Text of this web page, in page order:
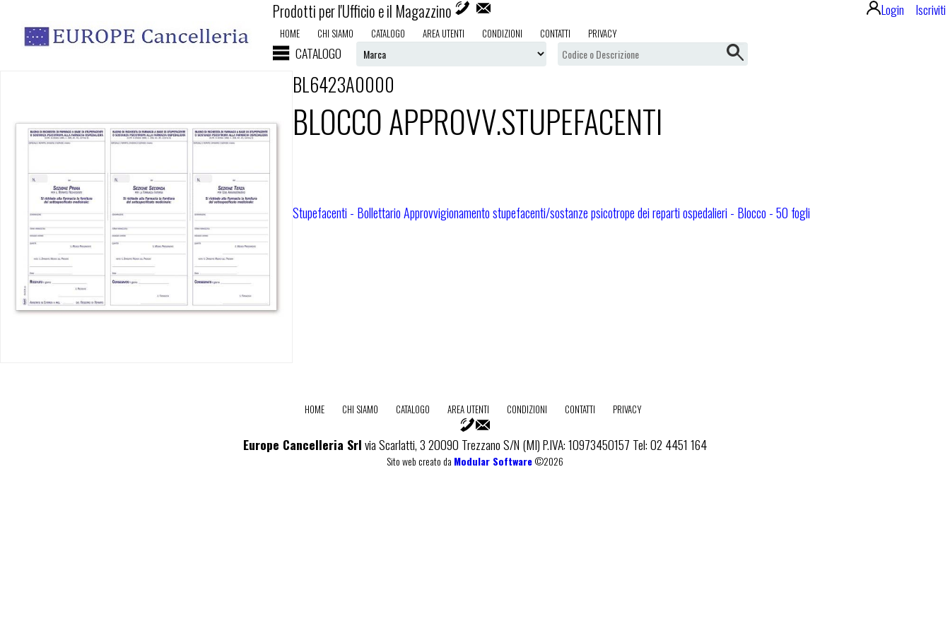
Prodotti per l'Ufficio e il Magazzino Login Iscriviti
HOME CHI SIAMO CATALOGO AREA UTENTI CONDIZIONI CONTATTI PRIVACY
CATALOGO
BL6423A0000
BLOCCO APPROVV.STUPEFACENTI
Stupefacenti - Bollettario Approvvigionamento stupefacenti/sostanze psicotrope dei reparti ospedalieri - Blocco - 50 fogli
HOME CHI SIAMO CATALOGO AREA UTENTI CONDIZIONI CONTATTI PRIVACY
Europe Cancelleria Srlvia Scarlatti, 3 20090 Trezzano S/N (MI) P.IVA: 10973450157 Tel: 02 4451 164
Sito web creato da Modular Software©2026